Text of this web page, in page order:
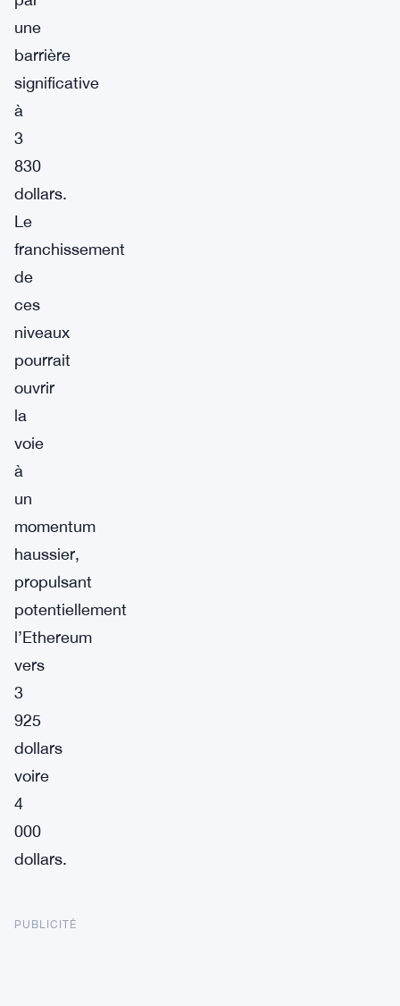
une
barrière
significative
à
3
830
dollars.
Le
franchissement
de
ces
niveaux
pourrait
ouvrir
la
voie
à
un
momentum
haussier,
propulsant
potentiellement
l’Ethereum
vers
3
925
dollars
voire
4
000
dollars.
PUBLICITÉ